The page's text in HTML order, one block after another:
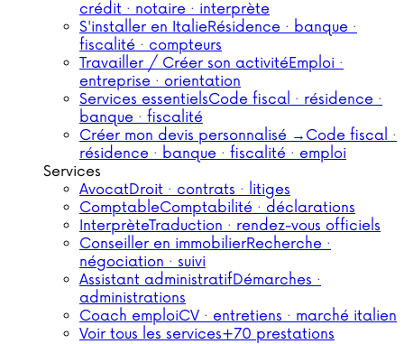
crédit · notaire · interprète
S'installer en ItalieRésidence · banque ·
fiscalité · compteurs
Travailler / Créer son activitéEmploi ·
entreprise · orientation
Services essentielsCode fiscal · résidence ·
banque · fiscalité
Créer mon devis personnalisé → Code fiscal ·
résidence · banque · fiscalité · emploi
Services
AvocatDroit · contrats · litiges
ComptableComptabilité · déclarations
InterprèteTraduction · rendez-vous officiels
Conseiller en immobilierRecherche ·
négociation · suivi
Assistant administratifDémarches ·
administrations
Coach emploiCV · entretiens · marché italien
Voir tous les services+70 prestations